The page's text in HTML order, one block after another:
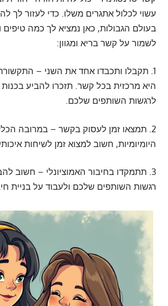
עשוי לכלול אתגרים משלו. כדי לעזור לך
בעולם הגבולות, כאן נמציא לך כמה טיפים
לשמור על קשר בריא ומגוון:
1. תקבלו ותכבדו אחד את השני –
היא מרכזית בכל קשר. תזכרו להביע בכנות
לרגשות השותפים שלכם.
2. תמצאו זמן לעסוק בקשר – במרובה
היומיומיות, חשוב למצוא זמן לשיחות
3. תתמקדו בחיבור האמוציונלי – חשוב
רגשות השותפים שלכם ולעבוד על בניית